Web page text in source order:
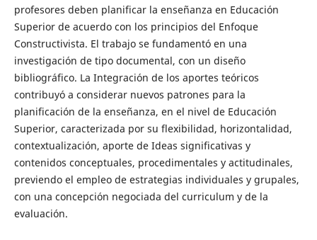
profesores deben planificar la enseñanza en Educación
Superior de acuerdo con los principios del Enfoque
Constructivista. El trabajo se fundamentó en una
investigación de tipo documental, con un diseño
bibliográfico. La Integración de los aportes teóricos
contribuyó a considerar nuevos patrones para la
planificación de la enseñanza, en el nivel de Educación
Superior, caracterizada por su flexibilidad, horizontalidad,
contextualización, aporte de Ideas significativas y
contenidos conceptuales, procedimentales y actitudinales,
previendo el empleo de estrategias individuales y grupales,
con una concepción negociada del curriculum y de la
evaluación.